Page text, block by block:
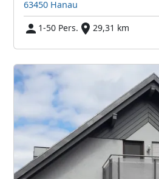
63450 Hanau
1-50 Pers.
29,31 km